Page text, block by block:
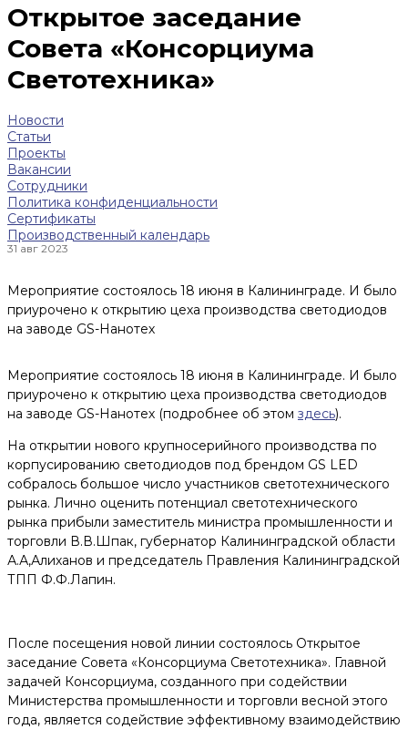
Открытое заседание
Совета «Консорциума
Светотехника»
Новости
Статьи
Проекты
Вакансии
Сотрудники
Политика конфиденциальности
Сертификаты
Производственный календарь
31 авг 2023
Мероприятие состоялось 18 июня в Калининграде. И было
приурочено к открытию цеха производства светодиодов
на заводе GS-Нанотех
Мероприятие состоялось 18 июня в Калининграде. И было
приурочено к открытию цеха производства светодиодов
на заводе GS-Нанотех (подробнее об этом здесь).
На открытии нового крупносерийного производства по
корпусированию светодиодов под брендом GS LED
собралось большое число участников светотехнического
рынка. Лично оценить потенциал светотехнического
рынка прибыли заместитель министра промышленности и
торговли В.В.Шпак, губернатор Калининградской области
А.А,Алиханов и председатель Правления Калининградской
ТПП Ф.Ф.Лапин.
После посещения новой линии состоялось Открытое
заседание Совета «Консорциума Светотехника». Главной
задачей Консорциума, созданного при содействии
Министерства промышленности и торговли весной этого
года, является содействие эффективному взаимодействию